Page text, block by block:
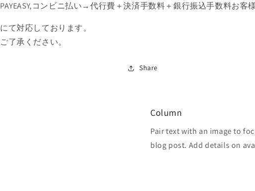
PAYEASY,コンビニ払い→代行費＋決済手数料＋銀行振込手数料お客
にて対応しております。
ご了承ください。
Share
Column
Pair text with an image to
blog post. Add details on